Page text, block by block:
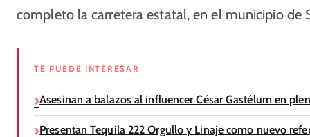
completo la carretera estatal, en el municipio de
TE PUEDE INTERESAR
Asesinan a balazos al influencer César Gastélum en
Presentan Tequila 222 Orgullo y Linaje como nuevo